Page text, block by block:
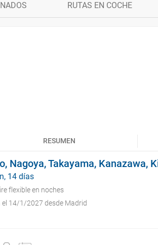
RUTAS EN COCHE
RESUMEN
Nagoya, Takayama, Kanazawa,
14 días
flexible en noches
el 14/1/2027 desde Madrid